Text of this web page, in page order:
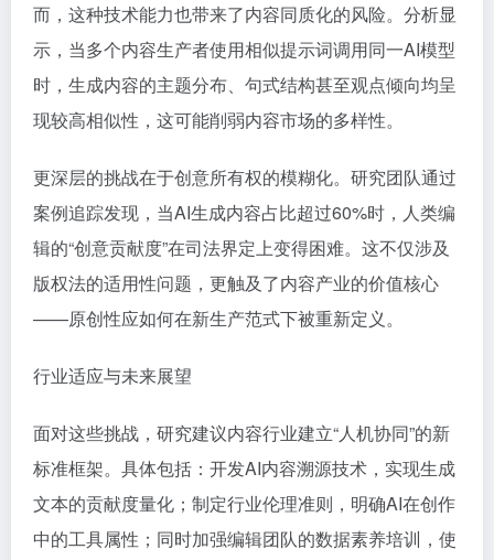
而，这种技术能力也带来了内容同质化的风险。分析显
示，当多个内容生产者使用相似提示词调用同一AI模型
时，生成内容的主题分布、句式结构甚至观点倾向均呈
现较高相似性，这可能削弱内容市场的多样性。
更深层的挑战在于创意所有权的模糊化。研究团队通过
案例追踪发现，当AI生成内容占比超过60%时，人类编
辑的“创意贡献度”在司法界定上变得困难。这不仅涉及
版权法的适用性问题，更触及了内容产业的价值核心
——原创性应如何在新生产范式下被重新定义。
行业适应与未来展望
面对这些挑战，研究建议内容行业建立“人机协同”的新
标准框架。具体包括：开发AI内容溯源技术，实现生成
文本的贡献度量化；制定行业伦理准则，明确AI在创作
中的工具属性；同时加强编辑团队的数据素养培训，使